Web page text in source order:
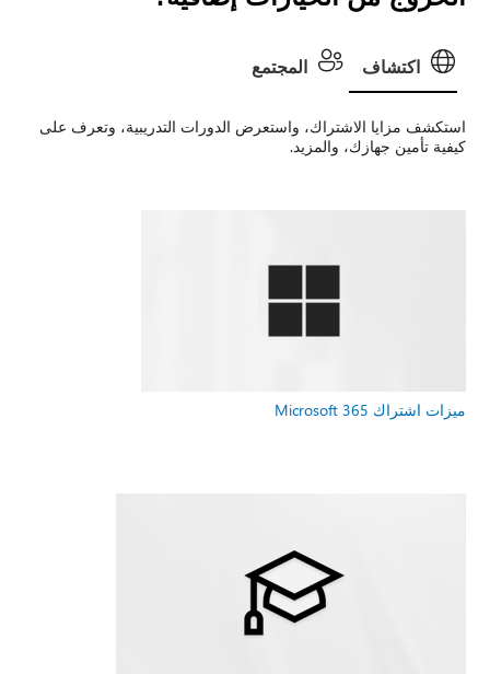
اكتشاف المجتمع
استكشف مزايا الاشتراك، واستعرض الدورات التدريبية، وتعرف على
كيفية تأمين جهازك، والمزيد.
ميزات اشتراك Microsoft 365